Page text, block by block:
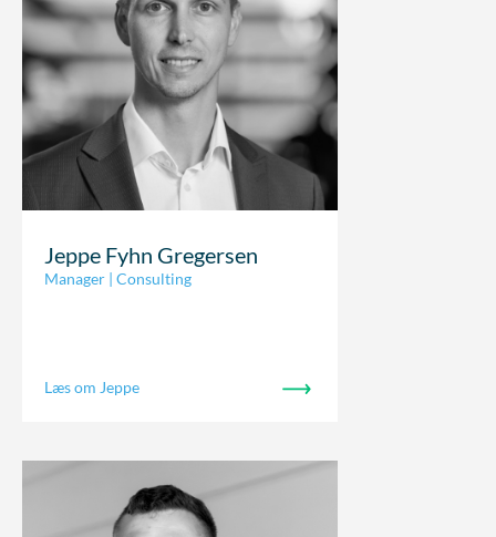
Jeppe Fyhn Gregersen
Manager | Consulting
Læs om Jeppe